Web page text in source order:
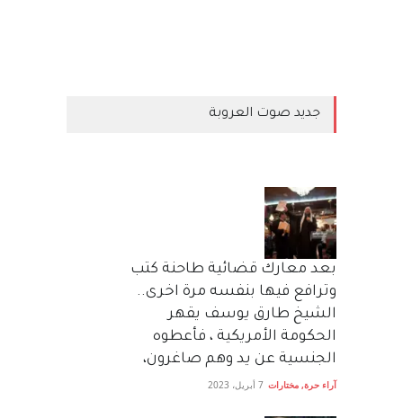
جديد صوت العروبة
بعد معارك قضائية طاحنة كتب
وترافع فيها بنفسه مرة اخرى..
الشيخ طارق يوسف يقهر
الحكومة الأمريكية ، فأعطوه
الجنسية عن يد وهم صاغرون،
آراء حرة, مختارات 7 أبريل، 2023